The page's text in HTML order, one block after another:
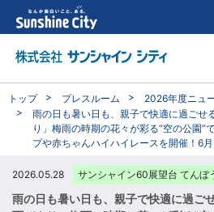
トップ プレスルーム
2026年度ニュ
雨の日も暑い日も、親子で快適に過ごせ
り」梅雨の時期の花々が彩る“空の公園”
プや赤ちゃんハイハイレースを開催！
2026.05.28 サンシャイン60展望台 てんぼ
雨の日も暑い日も、親子で快適に過ご